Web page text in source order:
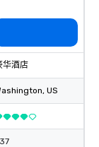
华酒店
, US